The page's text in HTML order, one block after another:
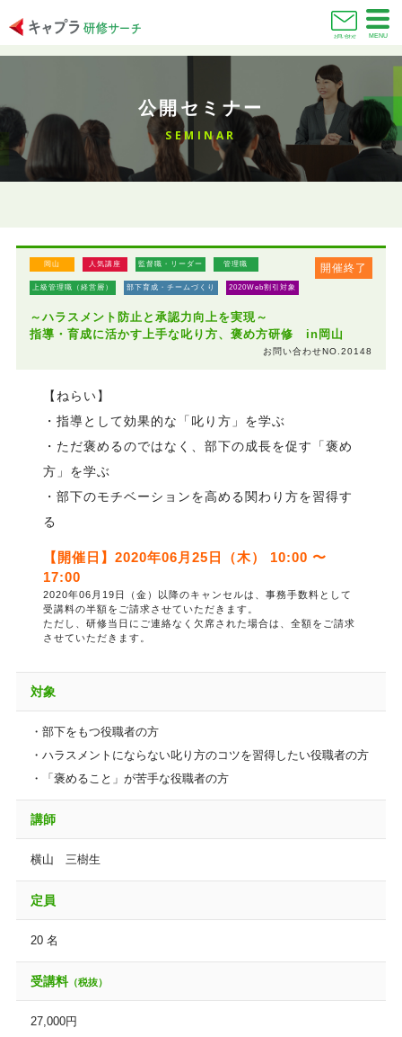
お問い合わせ MENU
公開セミナー
SEMINAR
開催終了
岡山 人気講座 監督職・リーダー 管理職
上級管理職（経営層） 部下育成・チームづくり 2020Web割引対象
～ハラスメント防止と承認力向上を実現～
指導・育成に活かす上手な叱り方、褒め方研修 in岡山
お問い合わせNO.20148
【ねらい】
・指導として効果的な「叱り方」を学ぶ
・ただ褒めるのではなく、部下の成長を促す「褒め
方」を学ぶ
・部下のモチベーションを高める関わり方を習得す
る
【開催日】2020年06月25日（木） 10:00 〜
17:00
2020年06月19日（金）以降のキャンセルは、事務手数料として
受講料の半額をご請求させていただきます。
ただし、研修当日にご連絡なく欠席された場合は、全額をご請求
させていただきます。
対象
・部下をもつ役職者の方
・ハラスメントにならない叱り方のコツを習得したい役職者の方
・「褒めること」が苦手な役職者の方
講師
横山 三樹生
定員
20 名
受講料（税抜）
27,000円